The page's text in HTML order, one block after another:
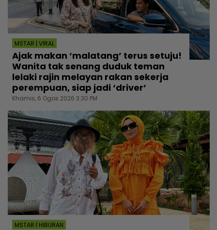
MSTAR | VIRAL
Ajak makan ‘malatang’ terus setuju!
Wanita tak senang duduk teman
lelaki rajin melayan rakan sekerja
perempuan, siap jadi ‘driver’
Khamis, 6 Ogos 2026 3:30 PM
MSTAR | HIBURAN